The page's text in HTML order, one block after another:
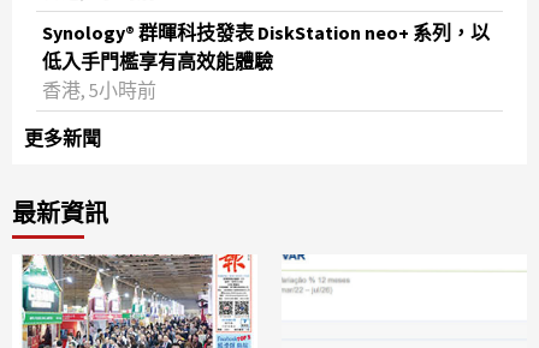
Synology® 群暉科技發表 DiskStation neo+ 系列，以
低入手門檻享有高效能體驗
香港, 5小時前
更多新聞
最新資訊